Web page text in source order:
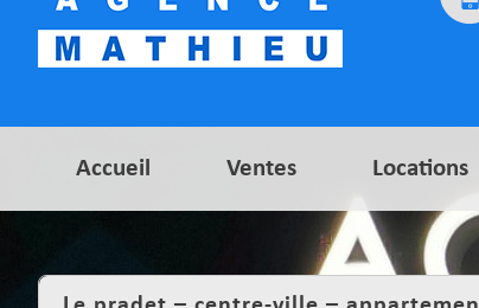
Accueil Ventes Locations